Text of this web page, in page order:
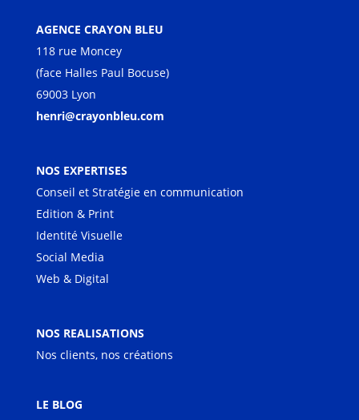
AGENCE CRAYON BLEU
118 rue Moncey
(face Halles Paul Bocuse)
69003 Lyon
henri@crayonbleu.com
NOS EXPERTISES
Conseil et Stratégie en communication
Edition & Print
Identité Visuelle
Social Media
Web & Digital
NOS REALISATIONS
Nos clients, nos créations
LE BLOG